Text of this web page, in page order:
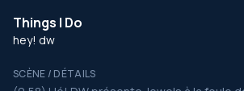
Things I Do
hey! dw
SCÈNE / DÉTAILS